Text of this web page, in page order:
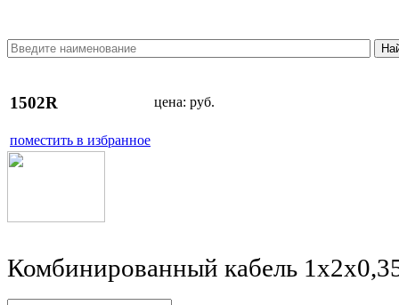
1502R цена: руб.
поместить в избранное
Комбинированный кабель